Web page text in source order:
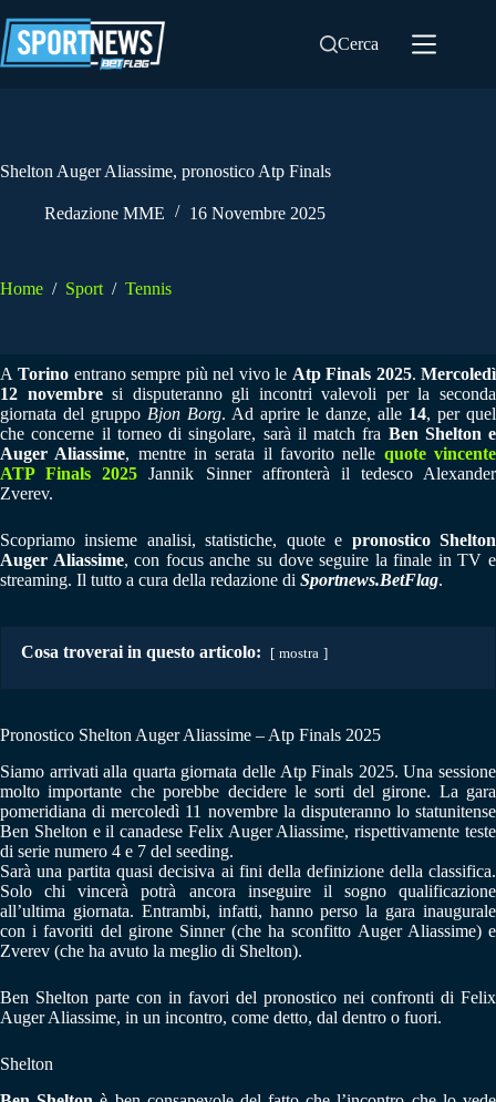
al
contenuto
Cerca
Shelton Auger Aliassime, pronostico Atp Finals
Redazione MME 16 Novembre 2025
Home / Sport / Tennis
A Torino entrano sempre più nel vivo le Atp Finals 2025.Mercoledì
12 novembresi disputeranno gli incontri valevoli per la seconda
giornata del gruppo Bjon Borg. Ad aprire le danze, alle 14, per quel
che concerne il torneo di singolare, sarà il match fra Ben Shelton e
Auger Aliassime, mentre in serata il favorito nelle quote vincente
ATP Finals 2025 Jannik Sinner affronterà il tedesco Alexander
Zverev.
Scopriamo insieme analisi, statistiche, quote e pronostico Shelton
Auger Aliassime, con focus anche su dove seguire la finale in TV e
streaming. Il tutto a cura della redazione di Sportnews.BetFlag.
Cosa troverai in questo articolo: mostra
Pronostico Shelton Auger Aliassime – Atp Finals 2025
Siamo arrivati alla quarta giornata delle Atp Finals 2025. Una sessione
molto importante che porebbe decidere le sorti del girone. La gara
pomeridiana di mercoledì 11 novembre la disputeranno lo statunitense
Ben Shelton e il canadese Felix Auger Aliassime, rispettivamente teste
di serie numero 4 e 7 del seeding.
Sarà una partita quasi decisiva ai fini della definizione della classifica.
Solo chi vincerà potrà ancora inseguire il sogno qualificazione
all’ultima giornata. Entrambi, infatti, hanno perso la gara inaugurale
con i favoriti del girone Sinner (che ha sconfitto Auger Aliassime) e
Zverev (che ha avuto la meglio di Shelton).
Ben Shelton parte con in favori del pronostico nei confronti di Felix
Auger Aliassime, in un incontro, come detto, dal dentro o fuori.
Shelton